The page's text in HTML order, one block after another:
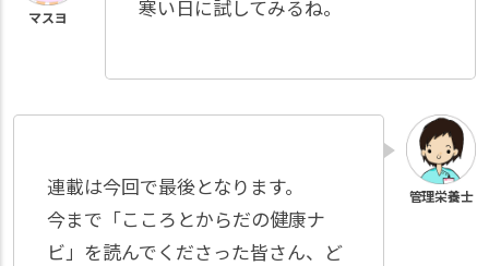
寒い日に試してみるね。
連載は今回で最後となります。
今まで「こころとからだの健康ナ
ビ」を読んでくださった皆さん、ど